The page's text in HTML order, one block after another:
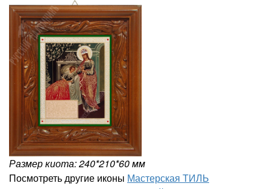
Размер киота: 240*210*60 мм
Посмотреть другие иконы Мастерская ТИЛЬ